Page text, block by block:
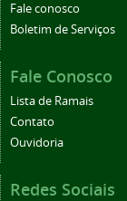
Fale conosco
Boletim de Serviços
Fale Conosco
Lista de Ramais
Contato
Ouvidoria
Redes Sociais